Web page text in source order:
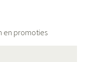
en promoties